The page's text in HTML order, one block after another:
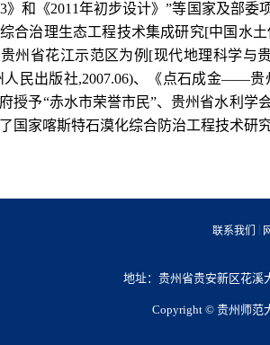
》和《2011年初步设计》”等国家及部
合治理生态工程技术集成研究[中国水
州省花江示范区为例[现代地理科学与
人民出版社,2007.06)、《点石成金——贵
授予“赤水市荣誉市民”、贵州省水利学
国家喀斯特石漠化综合防治工程技术研
联系我们
地址：贵州省贵安新区花溪
Copyright © 贵州师范